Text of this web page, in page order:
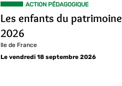
ACTION PÉDAGOGIQUE
Les enfants du patrimoine
2026
Ile de France
Le vendredi 18 septembre 2026